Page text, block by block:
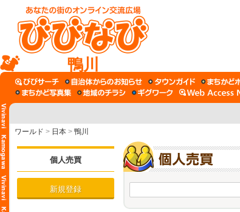
鴨川
ワールド > 日本 > 鴨川
個人売買
新規登録